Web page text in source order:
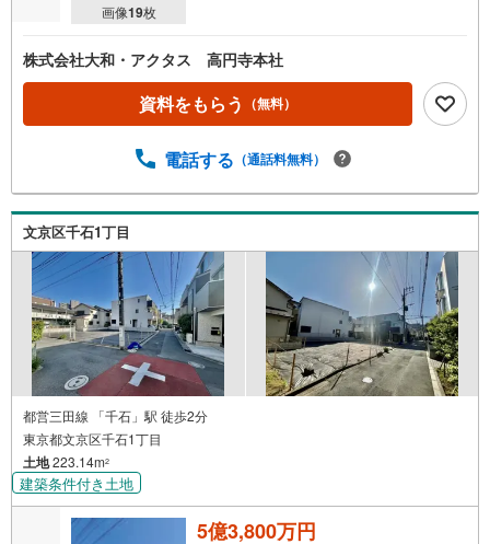
画像19枚
株式会社大和・アクタス 高円寺本社
資料をもらう （無料）
電話する （通話料無料）
文京区千石1丁目
都営三田線 「千石」駅 徒歩2分
東京都文京区千石1丁目
土地223.14m2
建築条件付き土地
5億3,800万円